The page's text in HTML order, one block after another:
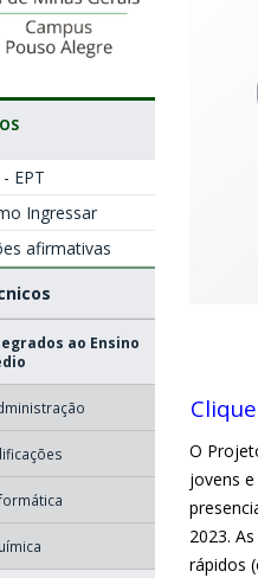
- EPT
Ingressar
afirmativas
ao Ensino
O
jovens
2023.
rápidos